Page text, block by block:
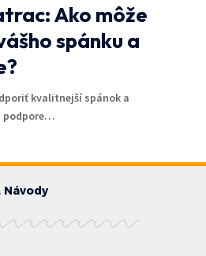
Ako môže
spánku a
kvalitnejší spánok a
podpore…
Návody